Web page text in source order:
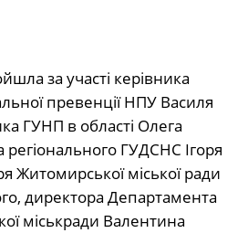
за участі керівника
превенції НПУ Василя
ГУНП в області Олега
регіонального ГУДСНС Ігоря
Житомирської міської ради
директора Департамента
міськради Валентина